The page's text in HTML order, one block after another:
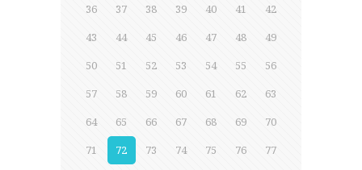
36
37 38 39 40 41
42
43
44 45 46 47 48
49
50
51 52 53 54 55
56
57
58 59 60 61 62
63
64
65 66 67 68 69
70
71
72 73 74 75 76
77